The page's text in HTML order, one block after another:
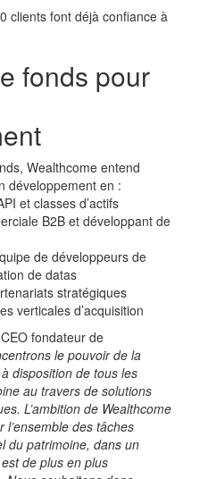
clients font déjà confiance à
fonds pour
Wealthcome entend
développement en :
et classes d’actifs
B2B et développant de
de développeurs de
de datas
stratégiques
verticales d’acquisition
fondateur de
le pouvoir de la
disposition de tous les
au travers de solutions
L’ambition de Wealthcome
des tâches
du patrimoine, dans un
de plus en plus